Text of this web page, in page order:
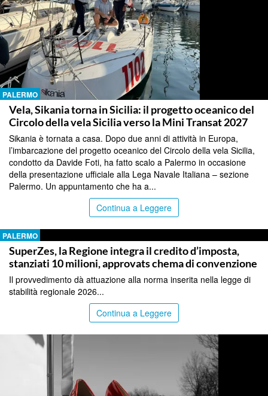
PALERMO
Vela, Sikania torna in Sicilia: il progetto oceanico del
Circolo della vela Sicilia verso la Mini Transat 2027
Sikania è tornata a casa. Dopo due anni di attività in Europa,
l’imbarcazione del progetto oceanico del Circolo della vela Sicilia,
condotto da Davide Foti, ha fatto scalo a Palermo in occasione
della presentazione ufficiale alla Lega Navale Italiana – sezione
Palermo. Un appuntamento che ha a...
Continua a Leggere
PALERMO
SuperZes, la Regione integra il credito d’imposta,
stanziati 10 milioni, approvats chema di convenzione
Il provvedimento dà attuazione alla norma inserita nella legge di
stabilità regionale 2026...
Continua a Leggere